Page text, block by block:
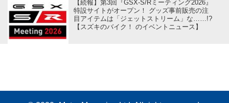
【続報】第3回『GSX-S/Rミーティング2026』
特設サイトがオープン！ グッズ事前販売の注
目アイテムは「ジェットストリーム」な……!?
【スズキのバイク！ のイベントニュース】